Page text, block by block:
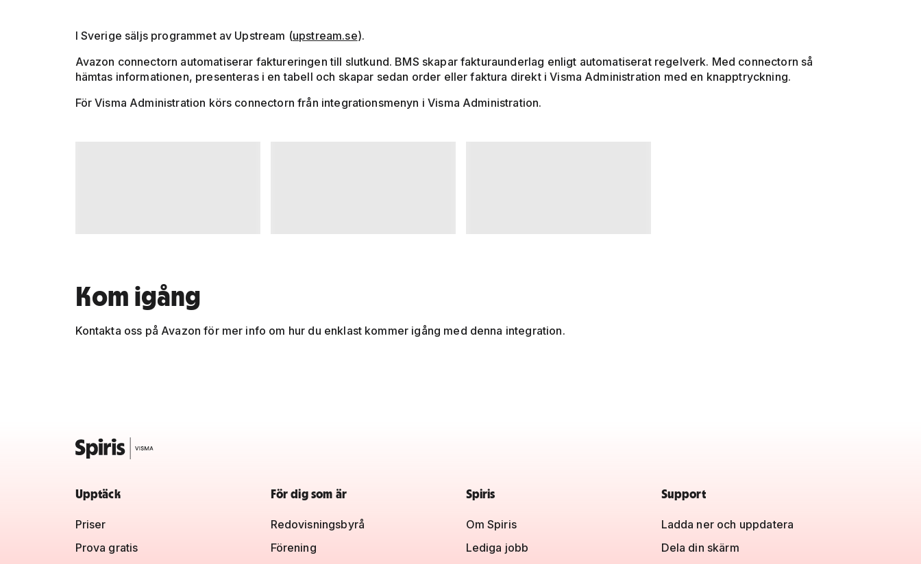
I Sverige säljs programmet av Upstream (upstream.se).
Avazon connectorn automatiserar faktureringen till slutkund. BMS skapar fakturaunderlag enligt automatiserat regelverk. Med connectorn så
hämtas informationen, presenteras i en tabell och skapar sedan order eller faktura direkt i Visma Administration med en knapptryckning.
För Visma Administration körs connectorn från integrationsmenyn i Visma Administration.
Kom igång
Kontakta oss på Avazon för mer info om hur du enklast kommer igång med denna integration.
Upptäck
Priser
Prova gratis
För dig som är
Redovisningsbyrå
Förening
Spiris
Om Spiris
Lediga jobb
Support
Ladda ner och uppdatera
Dela din skärm